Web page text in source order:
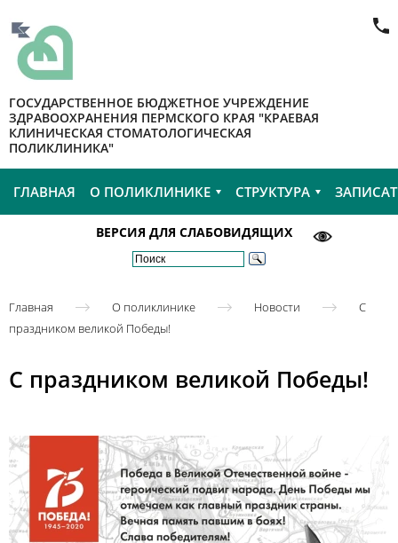
ГОСУДАРСТВЕННОЕ БЮДЖЕТНОЕ УЧРЕЖДЕНИЕ
ЗДРАВООХРАНЕНИЯ ПЕРМСКОГО КРАЯ "КРАЕВАЯ
КЛИНИЧЕСКАЯ СТОМАТОЛОГИЧЕСКАЯ
ПОЛИКЛИНИКА"
ГЛАВНАЯ О ПОЛИКЛИНИКЕ СТРУКТУРА
ВЕРСИЯ ДЛЯ СЛАБОВИДЯЩИХ
Главная О поликлинике Новости
С
праздником великой Победы!
С праздником великой Победы!